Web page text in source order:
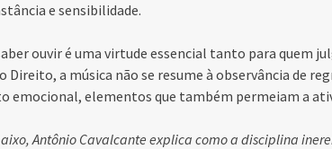
e sensibilidade.
ouvir é uma virtude essencial tanto para quem
Direito, a música não se resume à observância de
emocional, elementos que também permeiam a
Antônio Cavalcante explica como a disciplina